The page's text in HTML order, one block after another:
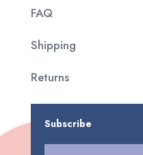
FAQ
Shipping
Returns
Subscribe